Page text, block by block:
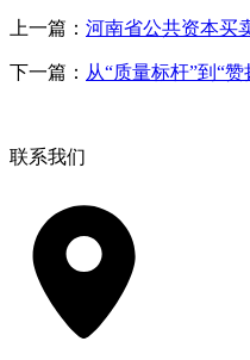
上一篇： 河南省公共资本买
下一篇： 从“质量标杆”到“
联系我们